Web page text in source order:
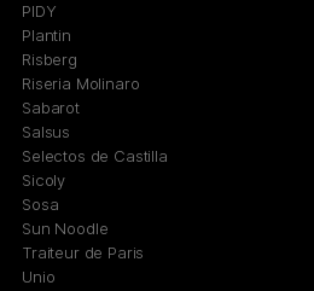
PIDY
Plantin
Risberg
Riseria Molinaro
Sabarot
Salsus
Selectos de Castilla
Sicoly
Sosa
Sun Noodle
Traiteur de Paris
Unio